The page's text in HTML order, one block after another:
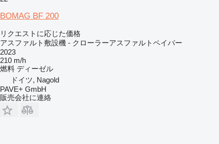
BOMAG BF 200
リクエストに応じた価格
アスファルト敷設機 - クローラーアスファルトペイバー
2023
210 m/h
燃料 ディーゼル
ドイツ, Nagold
PAVE+ GmbH
販売会社に連絡